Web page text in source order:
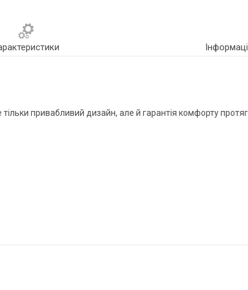
привабливий дизайн, але й гарантія комфорту